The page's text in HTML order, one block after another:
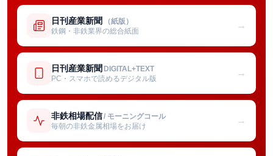
日刊産業新聞 （紙版）
鉄鋼・非鉄業界の総合紙面
→
日刊産業新聞 DIGITAL+TEXT
PC・スマホで読めるデジタル版
→
非鉄相場配信/ モーニングコール
毎朝の非鉄金属相場をお届け
→